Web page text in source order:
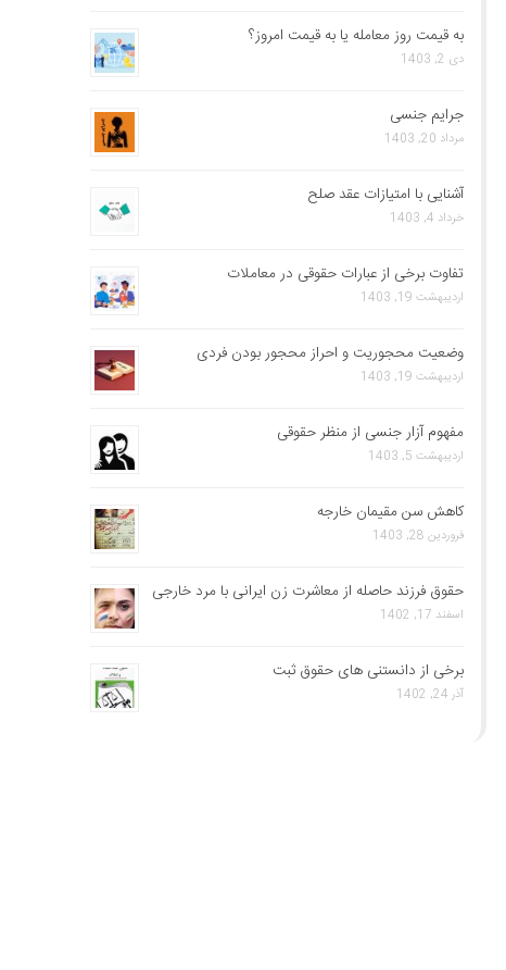
به قیمت روز معامله یا به قیمت امروز؟
دی 2, 1403
جرایم جنسی
مرداد 20, 1403
آشنایی با امتیازات عقد صلح
خرداد 4, 1403
تفاوت برخی از عبارات حقوقی در معاملات
اردیبهشت 19, 1403
وضعیت محجوریت و احراز محجور بودن فردی
اردیبهشت 19, 1403
مفهوم آزار جنسی از منظر حقوقی
اردیبهشت 5, 1403
کاهش سن مقیمان خارجه
فروردین 28, 1403
حقوق فرزند حاصله از معاشرت زن ایرانی با مرد خارجی
اسفند 17, 1402
برخی از دانستنی های حقوق ثبت
آذر 24, 1402